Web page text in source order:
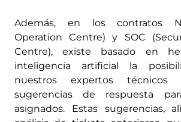
Además, en los contratos
Operation Centre) y SOC
Centre), existe basado en
inteligencia artificial la
nuestros expertos técnicos
sugerencias de respuesta
asignados. Estas sugerencias,